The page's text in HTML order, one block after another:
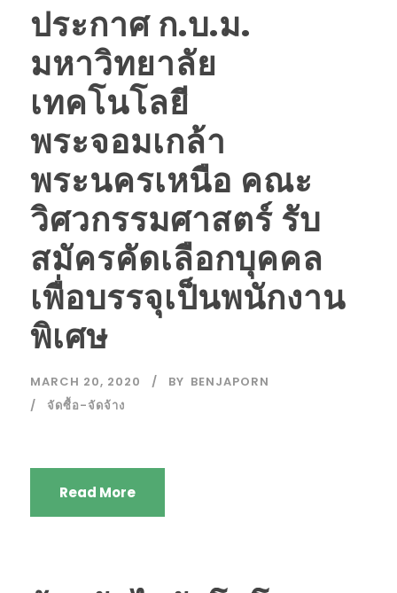
ประกาศ ก.บ.ม.
มหาวิทยาลัย
เทคโนโลยี
พระจอมเกล้า
พระนครเหนือ คณะ
วิศวกรรมศาสตร์ รับ
สมัครคัดเลือกบุคคล
เพื่อบรรจุเป็นพนักงาน
พิเศษ
MARCH 20, 2020 BY BENJAPORN
จัดซื้อ-จัดจ้าง
Read More